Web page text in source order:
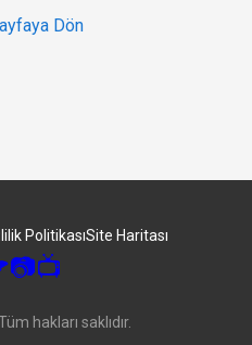
Dön
PolitikasıSite Haritası
📷📺
hakları saklıdır.